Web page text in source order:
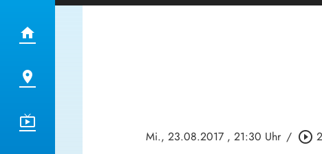
Mi., 23.08.2017 , 21:30 Uhr / play_circle_outline